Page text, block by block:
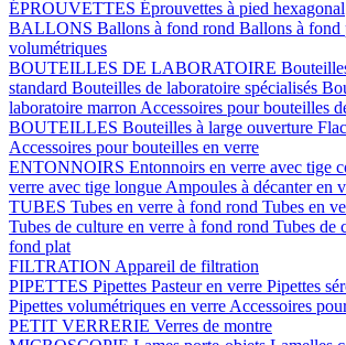
ÉPROUVETTES Éprouvettes à pied hexagonal
BALLONS Ballons à fond rond Ballons à fond
volumétriques
BOUTEILLES DE LABORATOIRE
standard Bouteilles de laboratoire spécialisés
laboratoire marron Accessoires pour bouteilles
BOUTEILLES Bouteilles à large ouverture
Accessoires pour bouteilles en verre
ENTONNOIRS Entonnoirs en verre avec tige
verre avec tige longue Ampoules à décanter en
TUBES Tubes en verre à fond rond Tubes en
Tubes de culture en verre à fond rond Tubes de
fond plat
FILTRATION Appareil de filtration
PIPETTES Pipettes Pasteur en verre Pipettes
Pipettes volumétriques en verre Accessoires
PETIT VERRERIE Verres de montre